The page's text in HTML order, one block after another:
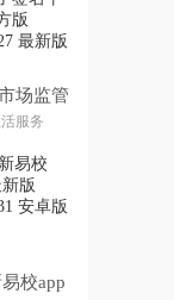
场监管
名平台
方版
服务
校app